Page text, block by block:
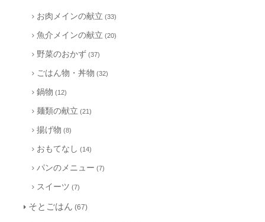
お肉メインの献立 (33)
魚介メインの献立 (20)
野菜のおかず (37)
ごはん物・丼物 (32)
鍋物 (12)
麺類の献立 (21)
揚げ物 (8)
おもてなし (14)
パンのメニュー (7)
スイーツ (7)
そとごはん (67)